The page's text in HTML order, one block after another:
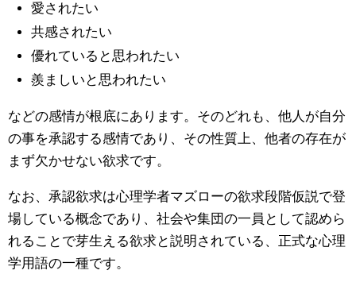
愛されたい
共感されたい
優れていると思われたい
羨ましいと思われたい
などの感情が根底にあります。そのどれも、他人が自分
の事を承認する感情であり、その性質上、他者の存在が
まず欠かせない欲求です。
なお、承認欲求は心理学者マズローの欲求段階仮説で登
場している概念であり、社会や集団の一員として認めら
れることで芽生える欲求と説明されている、正式な心理
学用語の一種です。